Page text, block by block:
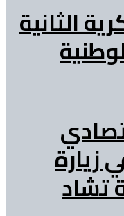
الثانية
زيارة
تشاد